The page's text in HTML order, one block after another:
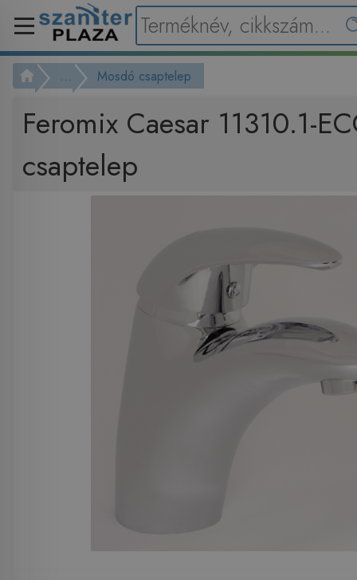
... Mosdó csaptelep
Feromix Caesar 11310.1-
csaptelep